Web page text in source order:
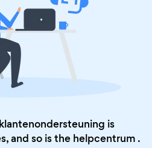
is
and so is the helpcentrum .